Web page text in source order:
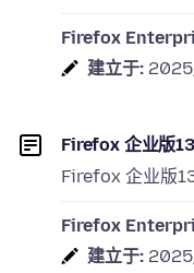
Firefox
建立于:
Firefox 企业版
Firefox 企业版
Firefox
建立于: